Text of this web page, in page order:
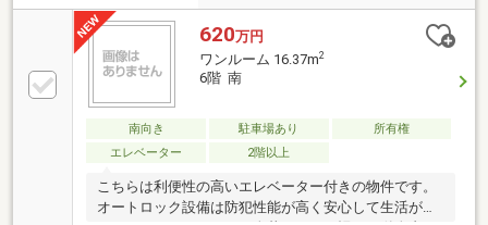
620万円
ワンルーム 16.37m2
6階 南
南向き 駐車場あり
所有権
エレベーター
2階以上
こちらは利便性の高いエレベーター付きの物件です。
オートロック設備は防犯性能が高く安心して生活がで